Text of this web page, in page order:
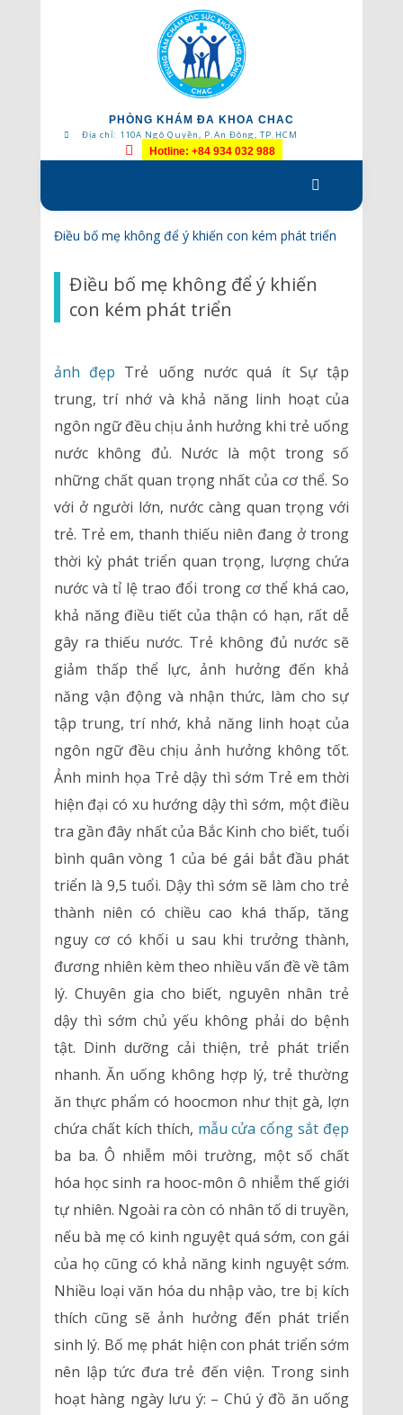
PHÒNG KHÁM ĐA KHOA CHAC
Địa chỉ: 110A Ngô Quyền, P.An Đông, TP.HCM
Hotline: +84 934 032 988
to
content
Điều bố mẹ không để ý khiến con kém phát triển
Điều bố mẹ không để ý khiến
con kém phát triển
ảnh đẹp Trẻ uống nước quá ít Sự tập
trung, trí nhớ và khả năng linh hoạt của
ngôn ngữ đều chịu ảnh hưởng khi trẻ uống
nước không đủ. Nước là một trong số
những chất quan trọng nhất của cơ thể. So
với ở người lớn, nước càng quan trọng với
trẻ. Trẻ em, thanh thiếu niên đang ở trong
thời kỳ phát triển quan trọng, lượng chứa
nước và tỉ lệ trao đổi trong cơ thể khá cao,
khả năng điều tiết của thận có hạn, rất dễ
gây ra thiếu nước. Trẻ không đủ nước sẽ
giảm thấp thể lực, ảnh hưởng đến khả
năng vận động và nhận thức, làm cho sự
tập trung, trí nhớ, khả năng linh hoạt của
ngôn ngữ đều chịu ảnh hưởng không tốt.
Ảnh minh họa Trẻ dậy thì sớm Trẻ em thời
hiện đại có xu hướng dậy thì sớm, một điều
tra gần đây nhất của Bắc Kinh cho biết, tuổi
bình quân vòng 1 của bé gái bắt đầu phát
triển là 9,5 tuổi. Dậy thì sớm sẽ làm cho trẻ
thành niên có chiều cao khá thấp, tăng
nguy cơ có khối u sau khi trưởng thành,
đương nhiên kèm theo nhiều vấn đề về tâm
lý. Chuyên gia cho biết, nguyên nhân trẻ
dậy thì sớm chủ yếu không phải do bệnh
tật. Dinh dưỡng cải thiện, trẻ phát triển
nhanh. Ăn uống không hợp lý, trẻ thường
ăn thực phẩm có hoocmon như thịt gà, lợn
chứa chất kích thích, mẫu cửa cổng sắt đẹp
ba ba. Ô nhiễm môi trường, một số chất
hóa học sinh ra hooc-môn ô nhiễm thế giới
tự nhiên. Ngoài ra còn có nhân tố di truyền,
nếu bà mẹ có kinh nguyệt quá sớm, con gái
của họ cũng có khả năng kinh nguyệt sớm.
Nhiều loại văn hóa du nhập vào, tre bị kích
thích cũng sẽ ảnh hưởng đến phát triển
sinh lý. Bố mẹ phát hiện con phát triển sớm
nên lập tức đưa trẻ đến viện. Trong sinh
hoạt hàng ngày lưu ý: – Chú ý đồ ăn uống